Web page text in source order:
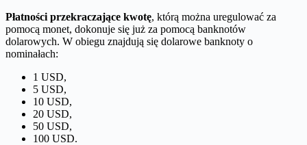
Płatności przekraczające kwotę, którą można uregulować za
pomocą monet, dokonuje się już za pomocą banknotów
dolarowych. W obiegu znajdują się dolarowe banknoty o
nominałach:
1 USD,
5 USD,
10 USD,
20 USD,
50 USD,
100 USD.